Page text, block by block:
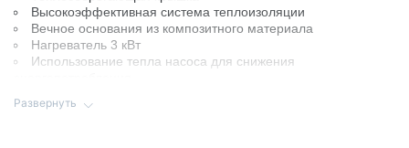
Высокоэффективная система теплоизоляции
Вечное основания из композитного материала
Нагреватель 3 кВт
Использование тепла насоса для снижения
качества
Развернуть